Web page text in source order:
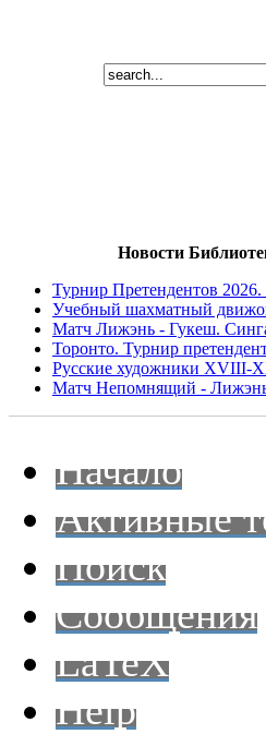
Новости
Турнир Претендентов
Учебный шахматный
Матч Лижэнь - Гукеш.
Торонто. Турнир
Русские художники XVIII-
Матч Непомнящий -
Начало
Активные
Поиск
Сообщения
LaTeX
Help